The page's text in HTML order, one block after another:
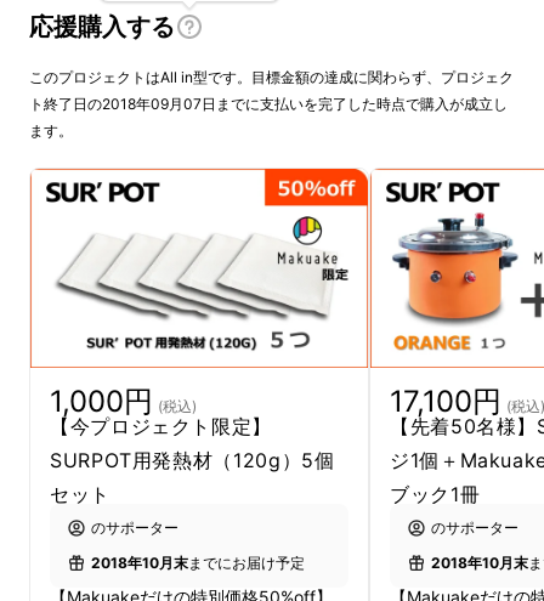
SUR'POTにできる事はこれだけではありませ
中華おこわスペアリブ添え
応援購入する
このプロジェクトはAll in型です。目標金額の達成に関わらず、プロジェク
ト終了日の2018年09月07日までに支払いを完了した時点で購入が成立し
ます。
1,000円 (税込)
【今プロジェクト限定】
SURPOT用発熱材（120g）5個
セット
のサポーター
2018年10月末までにお届け予定
【Makuakeだけの特別価格50%off】
17,100円 (税込)
【先着50名様
ジ1個＋
ブック1冊
のサポーター
2018年10月末
【Makuakeだけの